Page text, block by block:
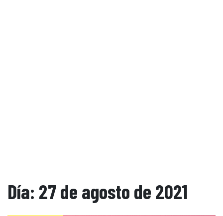
Día: 27 de agosto de 2021